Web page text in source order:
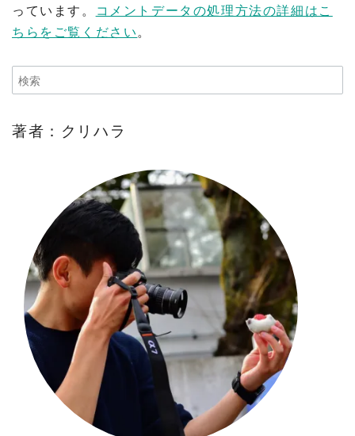
っています。
コメントデータの処理方法の詳細はこ
ちらをご覧ください。
著者：クリハラ